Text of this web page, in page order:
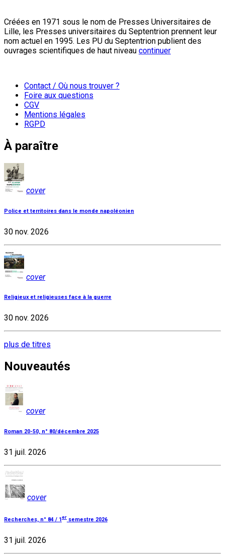
Créées en 1971 sous le nom de Presses Universitaires de
Lille, les Presses universitaires du Septentrion prennent leur
nom actuel en 1995. Les PU du Septentrion publient des
ouvrages scientifiques de haut niveau continuer
Contact / Où nous trouver ?
Foire aux questions
CGV
Mentions légales
RGPD
À paraître
cover
Police et territoires dans le monde napoléonien
30 nov. 2026
cover
Religieux et religieuses face à la guerre
30 nov. 2026
plus de titres
Nouveautés
cover
Roman 20-50, n° 80/décembre 2025
31 juil. 2026
cover
Recherches, n° 84 / 1er semestre 2026
31 juil. 2026